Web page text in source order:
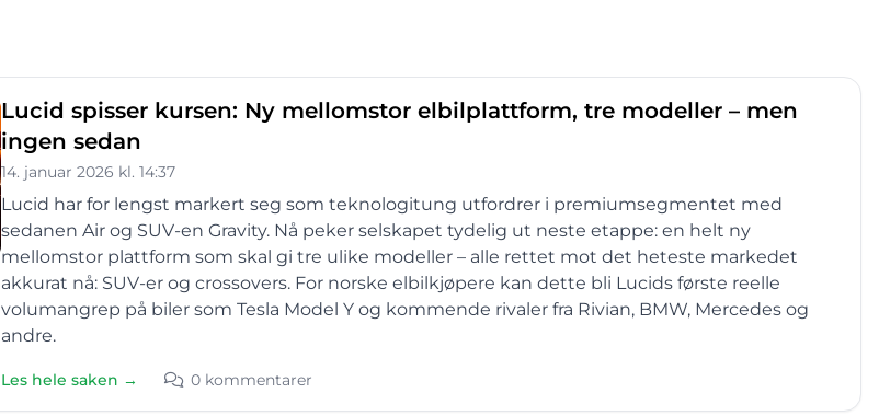
Lucid spisser kursen: Ny mellomstor elbilplattform, tre modeller – men
ingen sedan
14. januar 2026 kl. 14:37
Lucid har for lengst markert seg som teknologitung utfordrer i premiumsegmentet med
sedanen Air og SUV-en Gravity. Nå peker selskapet tydelig ut neste etappe: en helt ny
mellomstor plattform som skal gi tre ulike modeller – alle rettet mot det heteste markedet
akkurat nå: SUV-er og crossovers. For norske elbilkjøpere kan dette bli Lucids første reelle
volumangrep på biler som Tesla Model Y og kommende rivaler fra Rivian, BMW, Mercedes og
andre.
Les hele saken → 0 kommentarer